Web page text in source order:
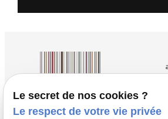
Le secret de nos cookies ?
Le respect de votre vie privée